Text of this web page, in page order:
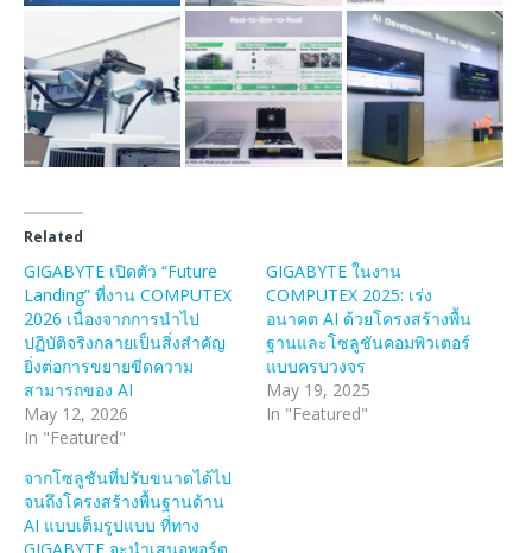
Related
GIGABYTE เปิดตัว “Future
Landing” ที่งาน COMPUTEX
2026 เนื่องจากการนำไป
ปฏิบัติจริงกลายเป็นสิ่งสำคัญ
ยิ่งต่อการขยายขีดความ
สามารถของ AI
May 12, 2026
In "Featured"
GIGABYTE ในงาน
COMPUTEX 2025: เร่ง
อนาคต AI ด้วยโครงสร้างพื้น
ฐานและโซลูชันคอมพิวเตอร์
แบบครบวงจร
May 19, 2025
In "Featured"
จากโซลูชันที่ปรับขนาดได้ไป
จนถึงโครงสร้างพื้นฐานด้าน
AI แบบเต็มรูปแบบ ที่ทาง